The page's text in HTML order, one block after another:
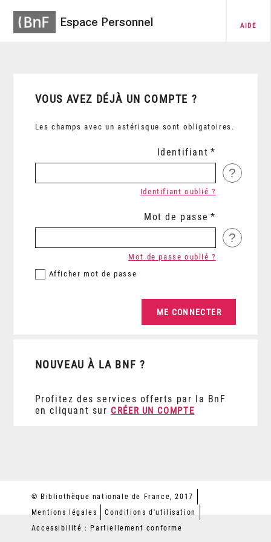
Espace Personnel AIDE
VOUS AVEZ DÉJÀ UN COMPTE ?
Les champs avec un astérisque sont obligatoires.
Identifiant
?
Identifiant oublié ?
Mot de passe
?
Afficher mot de passe
Mot de passe oublié ?
NOUVEAU À LA BNF ?
Profitez des services offerts par la BnF
en cliquant sur CRÉER UN COMPTE
© Bibliothèque nationale de France, 2017
Mentions légales
Conditions d'utilisation
Accessibilité : Partiellement conforme